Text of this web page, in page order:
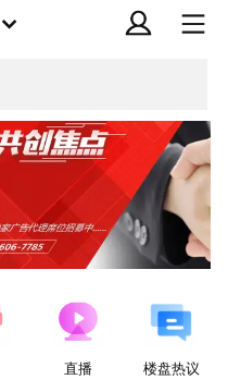
直播 楼盘热议